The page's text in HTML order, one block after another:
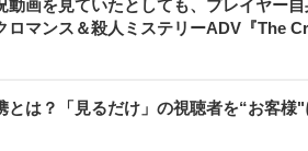
動画を見ていたとしても、プレイヤー
ロマンス＆殺人ミステリーADV『The
は？「見るだけ」の視聴者を“お客様"